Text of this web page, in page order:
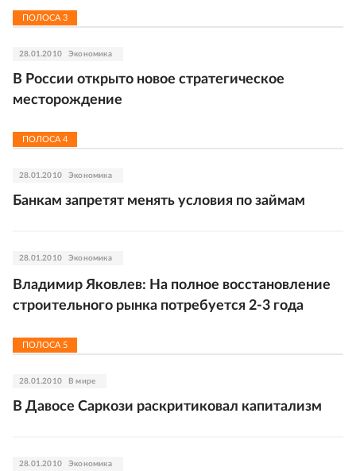
ПОЛОСА 3
28.01.2010 Экономика
В России открыто новое стратегическое
месторождение
ПОЛОСА 4
28.01.2010 Экономика
Банкам запретят менять условия по займам
28.01.2010 Экономика
Владимир Яковлев: На полное восстановление
строительного рынка потребуется 2-3 года
ПОЛОСА 5
28.01.2010 В мире
В Давосе Саркози раскритиковал капитализм
28.01.2010 Экономика